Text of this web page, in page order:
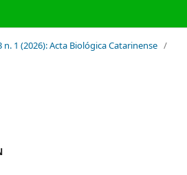
n. 1 (2026): Acta Biológica Catarinense /